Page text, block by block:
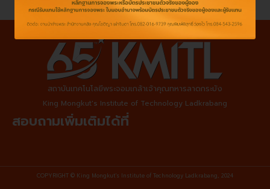
สถาบันเทคโนโลยีพระจอมเกล้าเจ้าคุณทหารลาดกระบัง
King Mongkut's Institute of Technology Ladkrabang
สอบถามเพิ่มเติมได้ที่
COPYRIGHT © King Mongkut's Institute of Technology Ladkrabang, 2024